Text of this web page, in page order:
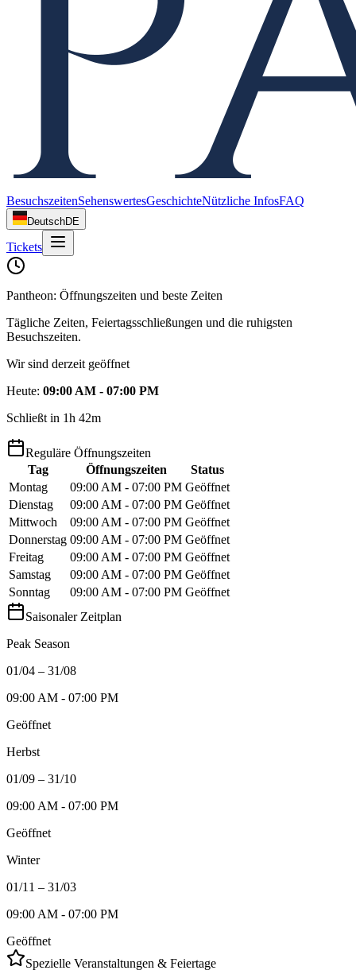
BesuchszeitenSehenswertesGeschichteNützliche InfosFAQ
DeutschDE
Tickets
Pantheon: Öffnungszeiten und beste Zeiten
Tägliche Zeiten, Feiertagsschließungen und die ruhigsten
Besuchszeiten.
Wir sind derzeit geöffnet
Heute: 09:00 AM - 07:00 PM
Schließt in 1h 42m
Reguläre Öffnungszeiten
Tag
Öffnungszeiten
Status
Montag
09:00 AM - 07:00 PM Geöffnet
Dienstag
09:00 AM - 07:00 PM Geöffnet
Mittwoch
09:00 AM - 07:00 PM Geöffnet
Donnerstag 09:00 AM - 07:00 PM Geöffnet
Freitag
09:00 AM - 07:00 PM Geöffnet
Samstag
09:00 AM - 07:00 PM Geöffnet
Sonntag
09:00 AM - 07:00 PM Geöffnet
Saisonaler Zeitplan
Peak Season
01/04 – 31/08
09:00 AM - 07:00 PM
Geöffnet
Herbst
01/09 – 31/10
09:00 AM - 07:00 PM
Geöffnet
Winter
01/11 – 31/03
09:00 AM - 07:00 PM
Geöffnet
Spezielle Veranstaltungen & Feiertage